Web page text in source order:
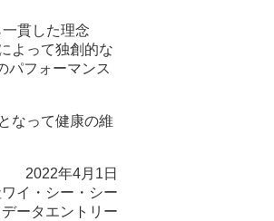
貫した理念
よって独創的な
パフォーマンス
なって健康の維
2022年4月1日
イ・シー・シー
ータエントリー